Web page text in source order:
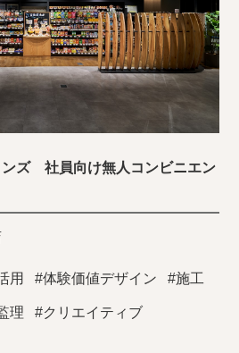
ンズ 社員向け無人コンビニエン
用 #体験価値デザイン #施工
理 #クリエイティブ